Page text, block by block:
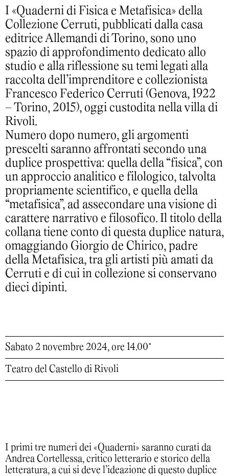
I «Quaderni di Fisica e Metafisica» della
Collezione Cerruti, pubblicati dalla casa
editrice Allemandi di Torino, sono uno
spazio di approfondimento dedicato allo
studio e alla riflessione su temi legati alla
raccolta dell’imprenditore e collezionista
Francesco Federico Cerruti (Genova, 1922
– Torino, 2015), oggi custodita nella villa di
Rivoli.
Numero dopo numero, gli argomenti
prescelti saranno affrontati secondo una
duplice prospettiva: quella della “fisica”, con
un approccio analitico e filologico, talvolta
propriamente scientifico, e quella della
“metafisica”, ad assecondare una visione di
carattere narrativo e filosofico. Il titolo della
collana tiene conto di questa duplice natura,
omaggiando Giorgio de Chirico, padre
della Metafisica, tra gli artisti più amati da
Cerruti e di cui in collezione si conservano
dieci dipinti.
Sabato 2 novembre 2024, ore 14.00*
Teatro del Castello di Rivoli
I primi tre numeri dei «Quaderni» saranno curati da
Andrea Cortellessa, critico letterario e storico della
letteratura, a cui si deve l’ideazione di questo duplice